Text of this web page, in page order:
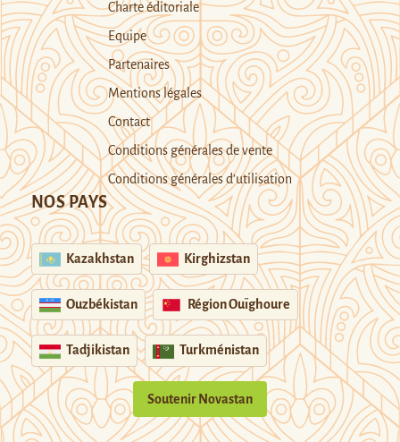
Charte éditoriale
Equipe
Partenaires
Mentions légales
Contact
Conditions générales de vente
Conditions générales d’utilisation
NOS PAYS
Kazakhstan Kirghizstan
Ouzbékistan Région Ouïghoure
Tadjikistan Turkménistan
Soutenir Novastan